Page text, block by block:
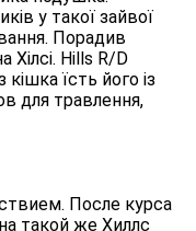
у такої зайвої
Порадив
Хілсі. Hills R/D
їсть його із
для травлення,
После курса
такой же Хиллс